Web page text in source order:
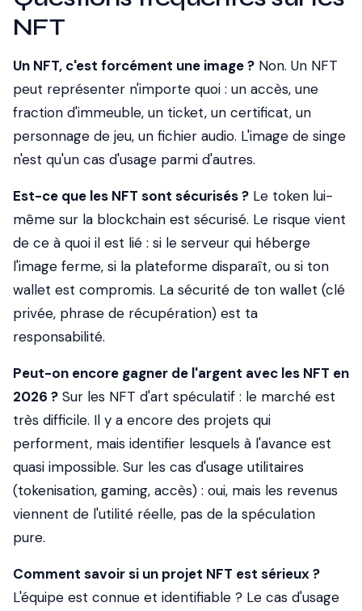
NFT
Un NFT, c'est forcément une image ? Non. Un NFT
peut représenter n'importe quoi : un accès, une
fraction d'immeuble, un ticket, un certificat, un
personnage de jeu, un fichier audio. L'image de singe
n'est qu'un cas d'usage parmi d'autres.
Est-ce que les NFT sont sécurisés ? Le token lui-
même sur la blockchain est sécurisé. Le risque vient
de ce à quoi il est lié : si le serveur qui héberge
l'image ferme, si la plateforme disparaît, ou si ton
wallet est compromis. La sécurité de ton wallet (clé
privée, phrase de récupération) est ta
responsabilité.
Peut-on encore gagner de l'argent avec les NFT en
2026 ? Sur les NFT d'art spéculatif : le marché est
très difficile. Il y a encore des projets qui
performent, mais identifier lesquels à l'avance est
quasi impossible. Sur les cas d'usage utilitaires
(tokenisation, gaming, accès) : oui, mais les revenus
viennent de l'utilité réelle, pas de la spéculation
pure.
Comment savoir si un projet NFT est sérieux ?
L'équipe est connue et identifiable ? Le cas d'usage